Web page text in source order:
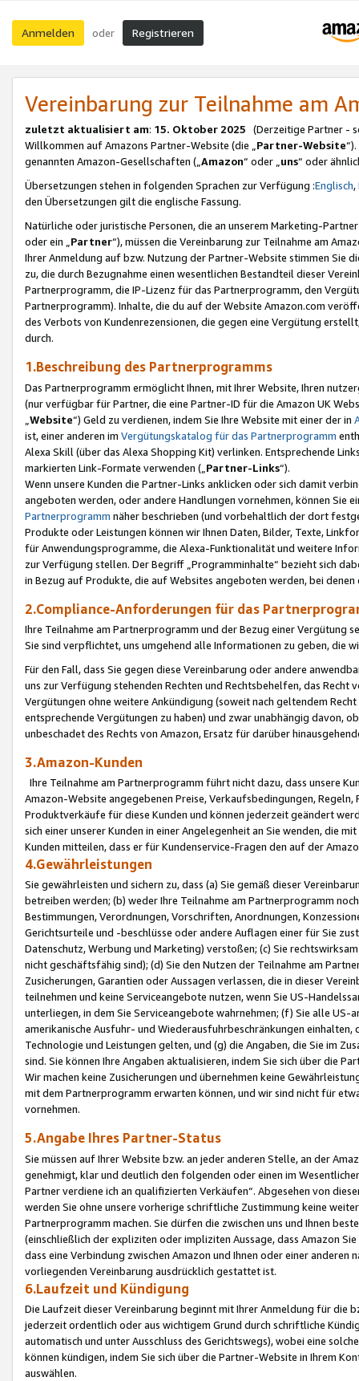
Anmelden oder Registrieren
Vereinbarung zur Teilnahme am
zuletzt aktualisiert am: 15. Oktober 2025 (Derzeitige Partner -
Willkommen auf Amazons Partner-Website (die „Partner-Website
genannten Amazon-Gesellschaften („Amazon“ oder „uns“ oder
Übersetzungen stehen in folgenden Sprachen zur Verfügung :Englisch,
den Übersetzungen gilt die englische Fassung.
Natürliche oder juristische Personen, die an unserem Marketing-
oder ein „Partner“), müssen die Vereinbarung zur Teilnahme am
Ihrer Anmeldung auf bzw. Nutzung der Partner-Website stimmen Sie
zu, die durch Bezugnahme einen wesentlichen Bestandteil dieser
Partnerprogramm, die IP-Lizenz für das Partnerprogramm, den
Partnerprogramm). Inhalte, die du auf der Website Amazon.com
des Verbots von Kundenrezensionen, die gegen eine Vergütung
durch.
1.Beschreibung des Partnerprogramms
Das Partnerprogramm ermöglicht Ihnen, mit Ihrer Website, Ihren
(nur verfügbar für Partner, die eine Partner-ID für die Amazon UK
Website“) Geld zu verdienen, indem Sie Ihre Website mit einer der in
ist, einer anderen im Vergütungskatalog für das Partnerprogramm
Alexa Skill (über das Alexa Shopping Kit) verlinken. Entsprechende
markierten Link-Formate verwenden („ Partner-Links“).
Wenn unsere Kunden die Partner-Links anklicken oder sich damit
angeboten werden, oder andere Handlungen vornehmen, können Sie
Partnerprogramm näher beschrieben (und vorbehaltlich der dort
Produkte oder Leistungen können wir Ihnen Daten, Bilder, Texte,
für Anwendungsprogramme, die Alexa-Funktionalität und weitere
zur Verfügung stellen. Der Begriff „Programminhalte“ bezieht sich
in Bezug auf Produkte, die auf Websites angeboten werden, bei
2.Compliance-Anforderungen für das
Ihre Teilnahme am Partnerprogramm und der Bezug einer Vergütung
Sie sind verpflichtet, uns umgehend alle Informationen zu geben, die
Für den Fall, dass Sie gegen diese Vereinbarung oder andere
uns zur Verfügung stehenden Rechten und Rechtsbehelfen, das
Vergütungen ohne weitere Ankündigung (soweit nach geltendem
entsprechende Vergütungen zu haben) und zwar unabhängig davon,
unbeschadet des Rechts von Amazon, Ersatz für darüber
3.Amazon-Kunden
Ihre Teilnahme am Partnerprogramm führt nicht dazu, dass unsere
Amazon-Website angegebenen Preise, Verkaufsbedingungen,
Produktverkäufe für diese Kunden und können jederzeit geändert
sich einer unserer Kunden in einer Angelegenheit an Sie wenden, die
Kunden mitteilen, dass er für Kundenservice-Fragen den auf der
4.Gewährleistungen
Sie gewährleisten und sichern zu, dass (a) Sie gemäß dieser
betreiben werden; (b) weder Ihre Teilnahme am Partnerprogramm
Bestimmungen, Verordnungen, Vorschriften, Anordnungen,
Gerichtsurteile und -beschlüsse oder andere Auflagen einer für Sie
Datenschutz, Werbung und Marketing) verstoßen; (c) Sie
nicht geschäftsfähig sind); (d) Sie den Nutzen der Teilnahme am
Zusicherungen, Garantien oder Aussagen verlassen, die in dieser
teilnehmen und keine Serviceangebote nutzen, wenn Sie US-
unterliegen, in dem Sie Serviceangebote wahrnehmen; (f) Sie alle
amerikanische Ausfuhr- und Wiederausfuhrbeschränkungen
Technologie und Leistungen gelten, und (g) die Angaben, die Sie im
sind. Sie können Ihre Angaben aktualisieren, indem Sie sich über die
Wir machen keine Zusicherungen und übernehmen keine
mit dem Partnerprogramm erwarten können, und wir sind nicht für
vornehmen.
5.Angabe Ihres Partner-Status
Sie müssen auf Ihrer Website bzw. an jeder anderen Stelle, an der
genehmigt, klar und deutlich den folgenden oder einen im
Partner verdiene ich an qualifizierten Verkäufen“. Abgesehen von
werden Sie ohne unsere vorherige schriftliche Zustimmung keine
Partnerprogramm machen. Sie dürfen die zwischen uns und Ihnen
(einschließlich der expliziten oder impliziten Aussage, dass Amazon
dass eine Verbindung zwischen Amazon und Ihnen oder einer
vorliegenden Vereinbarung ausdrücklich gestattet ist.
6.Laufzeit und Kündigung
Die Laufzeit dieser Vereinbarung beginnt mit Ihrer Anmeldung für die
jederzeit ordentlich oder aus wichtigem Grund durch schriftliche
automatisch und unter Ausschluss des Gerichtswegs), wobei eine
können kündigen, indem Sie sich über die Partner-Website in Ihrem
auswählen.